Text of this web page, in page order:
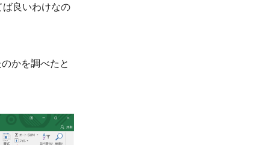
良いわけなの
かを調べたと